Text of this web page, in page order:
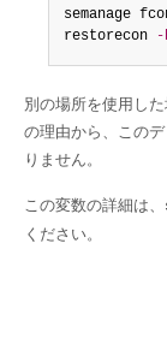
semanage
restorecon
-
別の場所を使用し
の理由から、この
りません。
この変数の詳細は、
ください。